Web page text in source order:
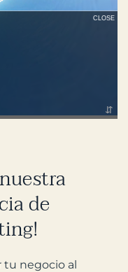
de
tu negocio al